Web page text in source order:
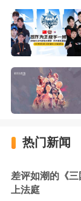
热门新闻
差评如潮的《
上法庭